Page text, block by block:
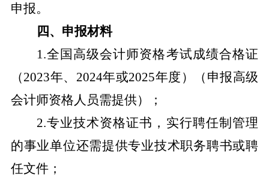
申报。
四、申报材料
1.全国高级会计师资格考试成绩合格证
（2023年、 2024年或2025年度）（申报高级
会计师资格人员需提供）；
2.专业技术资格证书，实行聘任制管理
的事业单位还需提供专业技术职务聘书或聘
任文件；